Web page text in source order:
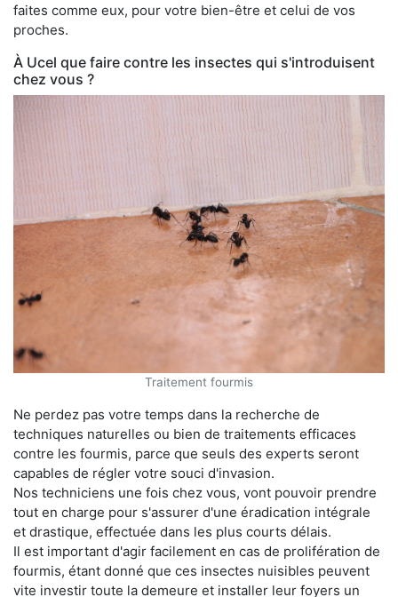
faites comme eux, pour votre bien-être et celui de vos
proches.
À Ucel que faire contre les insectes qui s'introduisent
chez vous ?
Traitement fourmis
Ne perdez pas votre temps dans la recherche de
techniques naturelles ou bien de traitements efficaces
contre les fourmis, parce que seuls des experts seront
capables de régler votre souci d'invasion.
Nos techniciens une fois chez vous, vont pouvoir prendre
tout en charge pour s'assurer d'une éradication intégrale
et drastique, effectuée dans les plus courts délais.
Il est important d'agir facilement en cas de prolifération de
fourmis, étant donné que ces insectes nuisibles peuvent
vite investir toute la demeure et installer leur foyers un